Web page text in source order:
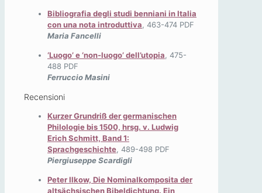
Bibliografia degli studi benniani in Italia
con una nota introduttiva, 463-474 PDF
Maria Fancelli
‘Luogo’ e ‘non-luogo’ dell’utopia, 475-
488 PDF
Ferruccio Masini
Recensioni
Kurzer Grundriß der germanischen
Philologie bis 1500, hrsg. v. Ludwig
Erich Schmitt, Band 1:
Sprachgeschichte, 489-498 PDF
Piergiuseppe Scardigli
Peter Ilkow, Die Nominalkomposita der
altsächsischen Bibeldichtung. Ein